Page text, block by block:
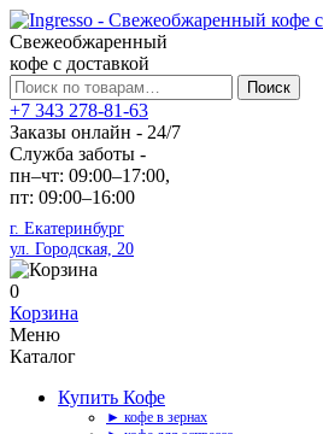
Свежеобжаренный
кофе с доставкой
Искать:
Поиск
+7 343 278-81-63
Заказы онлайн - 24/7
Служба заботы -
пн–чт: 09:00–17:00,
пт: 09:00–16:00
г. Екатеринбург
ул. Городская, 20
0
Корзина
Меню
Каталог
Купить Кофе
► кофе в зернах